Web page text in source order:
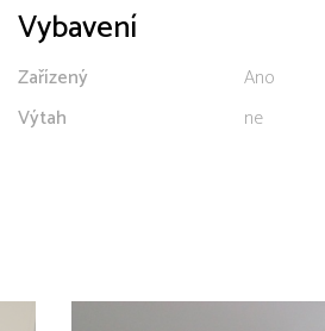
Vybavení
Zařízený
Ano
Výtah
ne